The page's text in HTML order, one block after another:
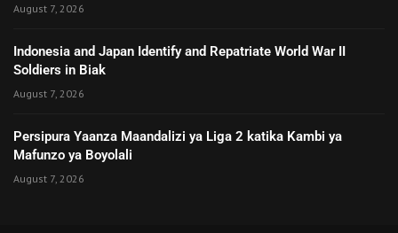
August 7, 2026
Indonesia and Japan Identify and Repatriate World War II
Soldiers in Biak
August 7, 2026
Persipura Yaanza Maandalizi ya Liga 2 katika Kambi ya
Mafunzo ya Boyolali
August 7, 2026